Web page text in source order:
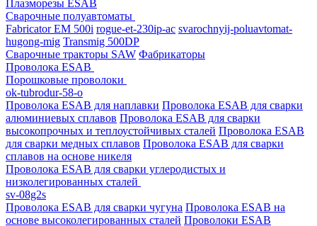
Плазморезы ESAB
Сварочные полуавтоматы
Fabricator EM 500i rogue-et-230ip-ac svarochnyij-poluavtomat-
hugong-mig Transmig 500DP
Сварочные тракторы SAW Фабрикаторы
Проволока ESAB
Порошковые проволоки
ok-tubrodur-58-o
Проволока ESAB для наплавки Проволока ESAB для сварки
алюминиевых сплавов Проволока ESAB для сварки
высокопрочных и теплоустойчивых сталей Проволока ESAB
для сварки медных сплавов Проволока ESAB для сварки
сплавов на основе никеля
Проволока ESAB для сварки углеродистых и
низколегированных сталей
sv-08g2s
Проволока ESAB для сварки чугуна Проволока ESAB на
основе высоколегированных сталей Проволоки ESAB